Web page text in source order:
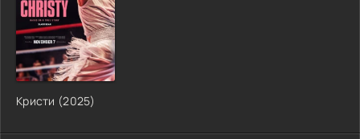
Кристи (2025)